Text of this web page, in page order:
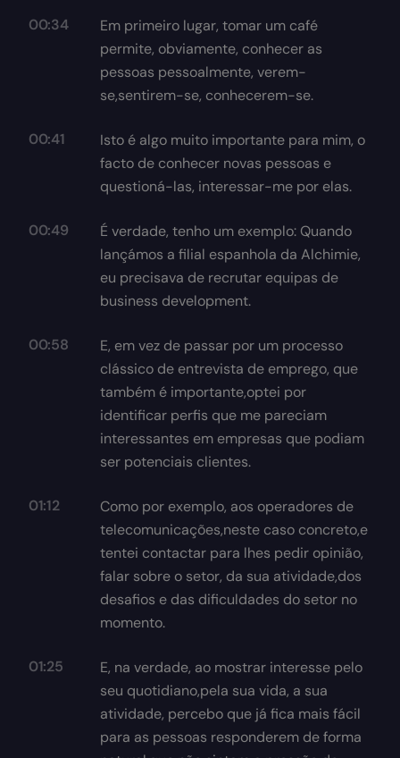
00:34
Em primeiro lugar, tomar um café
permite, obviamente, conhecer as
pessoas pessoalmente, verem-
se,sentirem-se, conhecerem-se.
00:41
Isto é algo muito importante para mim, o
facto de conhecer novas pessoas e
questioná-las, interessar-me por elas.
00:49
É verdade, tenho um exemplo: Quando
lançámos a filial espanhola da Alchimie,
eu precisava de recrutar equipas de
business development.
00:58
E, em vez de passar por um processo
clássico de entrevista de emprego, que
também é importante,optei por
identificar perfis que me pareciam
interessantes em empresas que podiam
ser potenciais clientes.
01:12
Como por exemplo, aos operadores de
telecomunicações,neste caso concreto,e
tentei contactar para lhes pedir opinião,
falar sobre o setor, da sua atividade,dos
desafios e das dificuldades do setor no
momento.
01:25
E, na verdade, ao mostrar interesse pelo
seu quotidiano,pela sua vida, a sua
atividade, percebo que já fica mais fácil
para as pessoas responderem de forma